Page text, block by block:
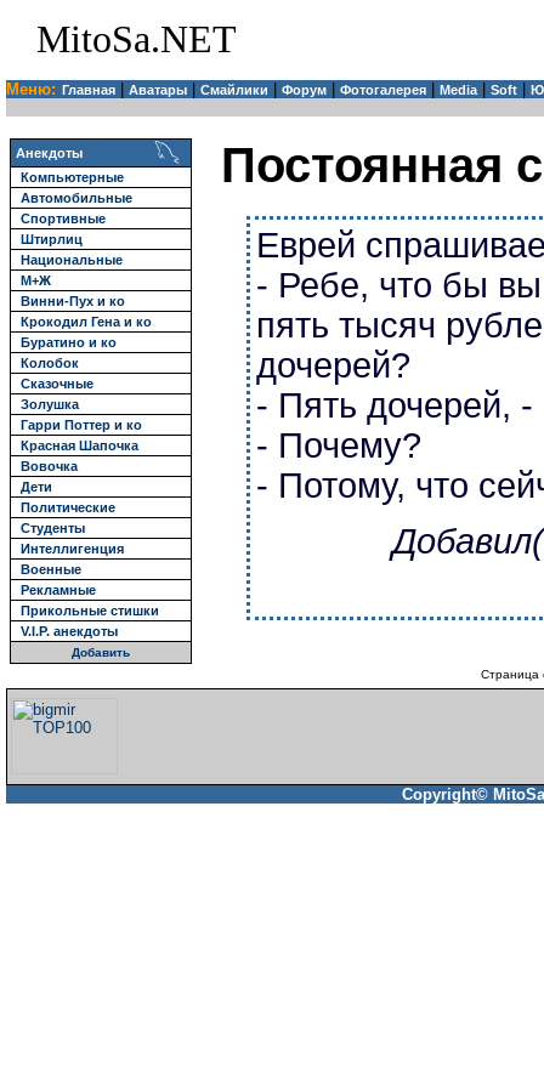
MitoSa.NET
Меню: Главная Аватары Смайлики Форум Фотогалерея Media| Soft
Анекдоты
Компьютерные
Автомобильные
Спортивные
Штирлиц
Национальные
М+Ж
Винни-Пух и ко
Крокодил Гена и ко
Буратино и ко
Колобок
Сказочные
Золушка
Гарри Поттер и ко
Красная Шапочка
Вовочка
Дети
Политические
Студенты
Интеллигенция
Военные
Рекламные
Прикольные стишки
V.I.P. анекдоты
Добавить
Постоянная
Еврей
- Ребе, что бы
пять тысяч
дочерей?
- Пять дочерей, -
- Почему?
- Потому, что
Страница
Copyright©